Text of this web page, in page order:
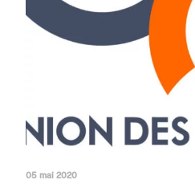
05 mai 2020